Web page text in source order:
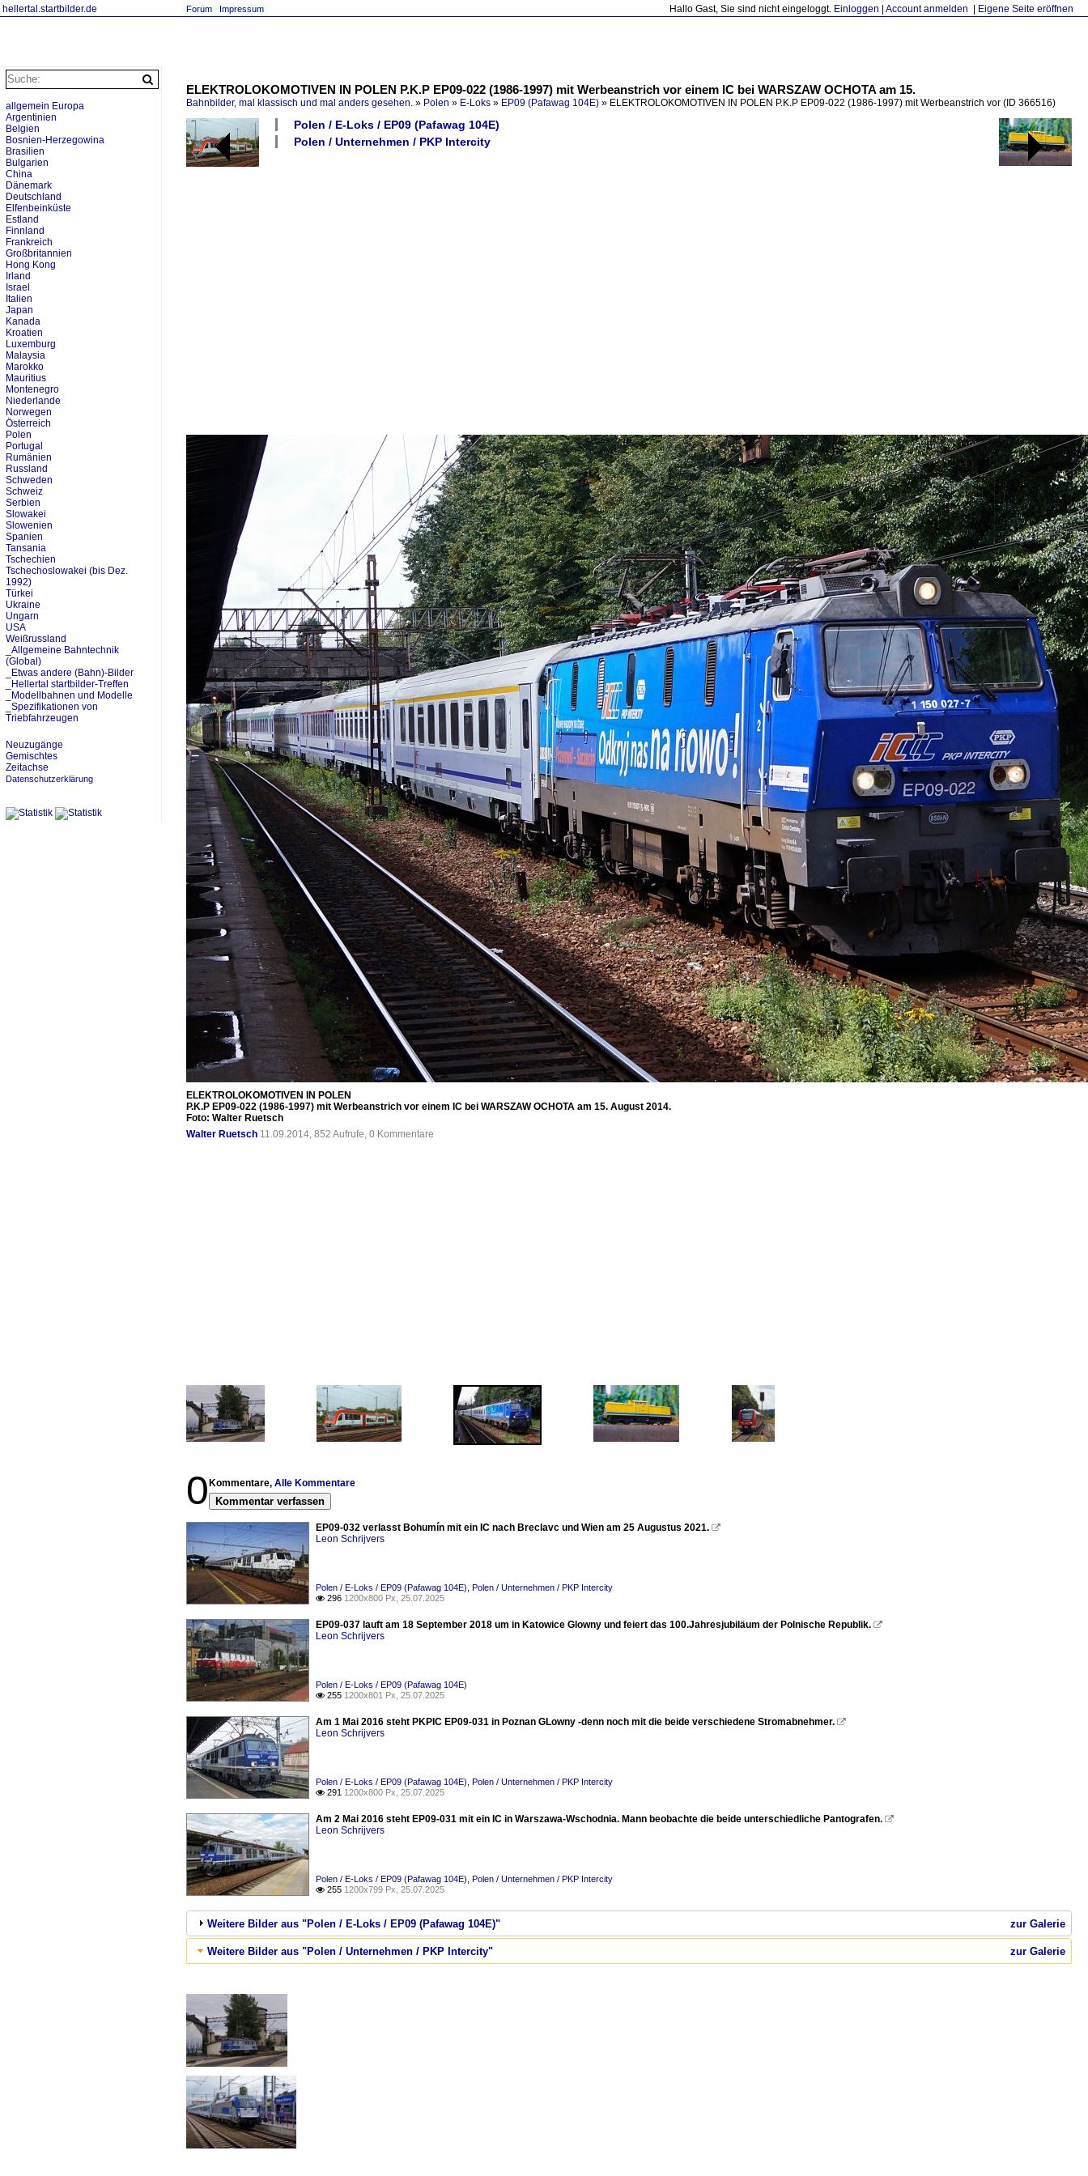
hellertal.startbilder.de Hallo Gast, Sie sind nicht eingeloggt. Einloggen Account anmelden Eigene Seite eröffnen
Forum Impressum
ELEKTROLOKOMOTIVEN IN POLEN P.K.P EP09-022 (1986-1997) mit Werbeanstrich vor einem IC bei WARSZAW OCHOTA am 15.
Bahnbilder, mal klassisch und mal anders gesehen. » Polen » E-Loks » EP09 (Pafawag 104E) » ELEKTROLOKOMOTIVEN IN POLEN P.K.P EP09-022 (1986-1997) mit Werbeanstrich vor (ID 366516)
Polen / E-Loks / EP09 (Pafawag 104E)
Polen / Unternehmen / PKP Intercity
ELEKTROLOKOMOTIVEN IN POLEN
P.K.P EP09-022 (1986-1997) mit Werbeanstrich vor einem IC bei WARSZAW OCHOTA am 15. August 2014.
Foto: Walter Ruetsch
Walter Ruetsch 11.09.2014, 852 Aufrufe, 0 Kommentare
0 Kommentare, Alle Kommentare
Kommentar verfassen
EP09-032 verlasst Bohumín mit ein IC nach Breclavc und Wien am 25 Augustus 2021. 
Leon Schrijvers
Polen / E-Loks / EP09 (Pafawag 104E) Polen / Unternehmen / PKP Intercity
 296 1200x800 Px, 25.07.2025
EP09-037 lauft am 18 September 2018 um in Katowice Glowny und feiert das 100.Jahresjubiläum der Polnische Republik. 
Leon Schrijvers
Polen / E-Loks / EP09 (Pafawag 104E)
 255 1200x801 Px, 25.07.2025
Am 1 Mai 2016 steht PKPIC EP09-031 in Poznan GLowny -denn noch mit die beide verschiedene Stromabnehmer. 
Leon Schrijvers
Polen / E-Loks / EP09 (Pafawag 104E) Polen / Unternehmen / PKP Intercity
 291 1200x800 Px, 25.07.2025
Am 2 Mai 2016 steht EP09-031 mit ein IC in Warszawa-Wschodnia. Mann beobachte die beide unterschiedliche Pantografen. 
Leon Schrijvers
Polen / E-Loks / EP09 (Pafawag 104E) Polen / Unternehmen / PKP Intercity
 255 1200x799 Px, 25.07.2025
zur Galerie
Weitere Bilder aus "Polen / E-Loks / EP09 (Pafawag 104E)"
zur Galerie
Weitere Bilder aus "Polen / Unternehmen / PKP Intercity"
allgemein Europa
Argentinien
Belgien
Bosnien-Herzegowina
Brasilien
Bulgarien
China
Dänemark
Deutschland
Elfenbeinküste
Estland
Finnland
Frankreich
Großbritannien
Hong Kong
Irland
Israel
Italien
Japan
Kanada
Kroatien
Luxemburg
Malaysia
Marokko
Mauritius
Montenegro
Niederlande
Norwegen
Österreich
Polen
Portugal
Rumänien
Russland
Schweden
Schweiz
Serbien
Slowakei
Slowenien
Spanien
Tansania
Tschechien
Tschechoslowakei (bis Dez.
1992)
Türkei
Ukraine
Ungarn
USA
Weißrussland
_Allgemeine Bahntechnik
(Global)
_Etwas andere (Bahn)-Bilder
_Hellertal startbilder-Treffen
_Modellbahnen und Modelle
_Spezifikationen von
Triebfahrzeugen
Neuzugänge
Gemischtes
Zeitachse
Datenschutzerklärung